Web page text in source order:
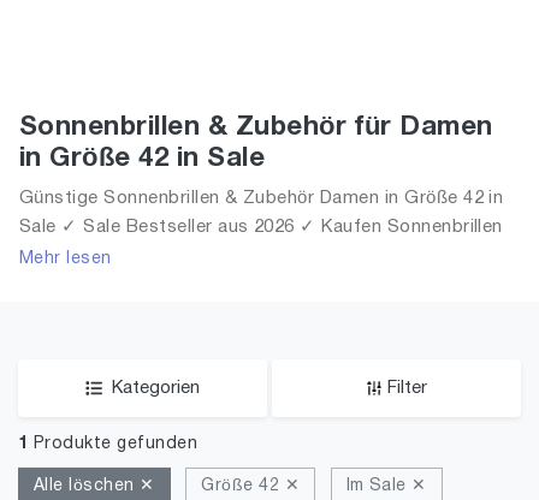
Sonnenbrillen & Zubehör für Damen
in Größe 42 in Sale
Günstige Sonnenbrillen & Zubehör Damen in Größe 42 in
Sale ✓ Sale Bestseller aus 2026 ✓ Kaufen Sonnenbrillen
& Zubehör für Frauen in Größe 42 in Sale!
Mehr lesen
Kategorien Filter
1 Produkte gefunden
Alle löschen ✕ Größe 42 ✕ Im Sale ✕